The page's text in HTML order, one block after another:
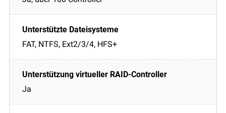
FAT, NTFS, Ext2/3/4, HFS+
Ja